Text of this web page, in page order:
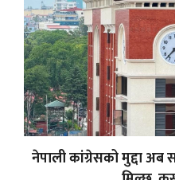
नेपाली कांग्रेसको मुद्दा अब